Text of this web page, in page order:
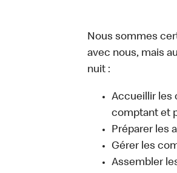
Nous sommes
avec nous, mais
nuit :
Accueillir les
comptant et
Préparer les
Gérer les
Assembler